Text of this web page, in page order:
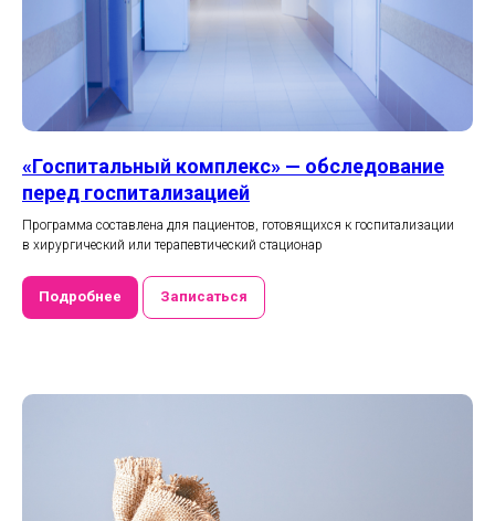
«Госпитальный комплекс» — обследование
перед госпитализацией
Программа составлена для пациентов, готовящихся к госпитализации
в хирургический или терапевтический стационар
Подробнее Записаться